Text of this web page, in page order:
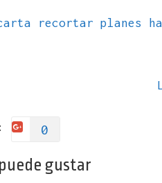
recortar planes
0
gustar